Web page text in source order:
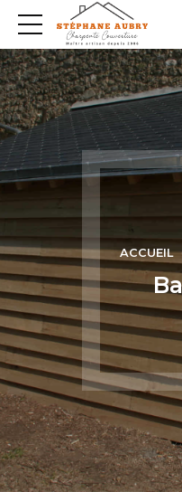
ACCUEIL